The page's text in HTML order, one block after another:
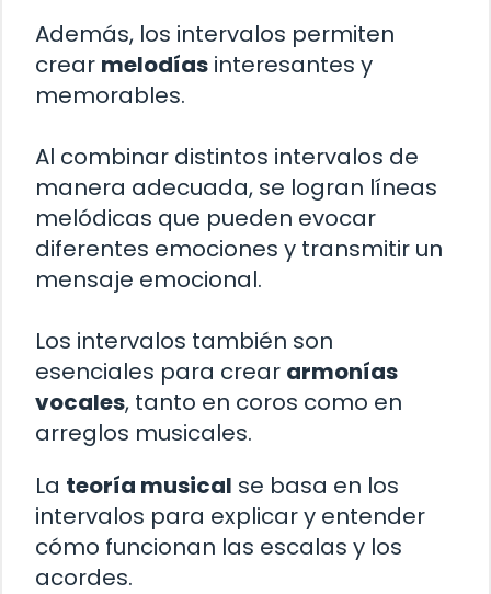
Además, los intervalos permiten
crear melodías interesantes y
memorables.
Al combinar distintos intervalos de
manera adecuada, se logran líneas
melódicas que pueden evocar
diferentes emociones y transmitir un
mensaje emocional.
Los intervalos también son
esenciales para crear armonías
vocales, tanto en coros como en
arreglos musicales.
La teoría musical se basa en los
intervalos para explicar y entender
cómo funcionan las escalas y los
acordes.